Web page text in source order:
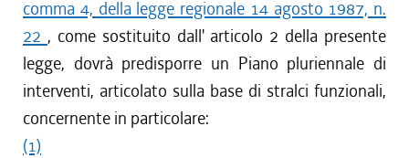
comma 4, della legge regionale 14 agosto 1987, n.
22 , come sostituito dall' articolo 2 della presente
legge, dovrà predisporre un Piano pluriennale di
interventi, articolato sulla base di stralci funzionali,
concernente in particolare:
(1)